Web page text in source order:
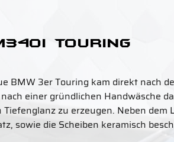
Touring
BMW 3er Touring kam direkt nach
einer gründlichen Handwäsche
zu erzeugen. Neben dem
sowie die Scheiben keramisch